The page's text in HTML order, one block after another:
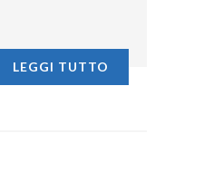
LEGGI TUTTO